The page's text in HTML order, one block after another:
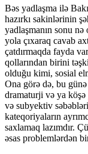
Bəs yadlaşma ilə
hazırkı sakinlərinin
yadlaşmanın sonu
yola çıxaraq cavab
çatdırmaqda fayda
qollarından birini
olduğu kimi, sosial
Ona görə də, bu günə
dramaturji və ya
və subyektiv
kateqoriyaların
saxlamaq lazımdır.
əsas problemlərdən